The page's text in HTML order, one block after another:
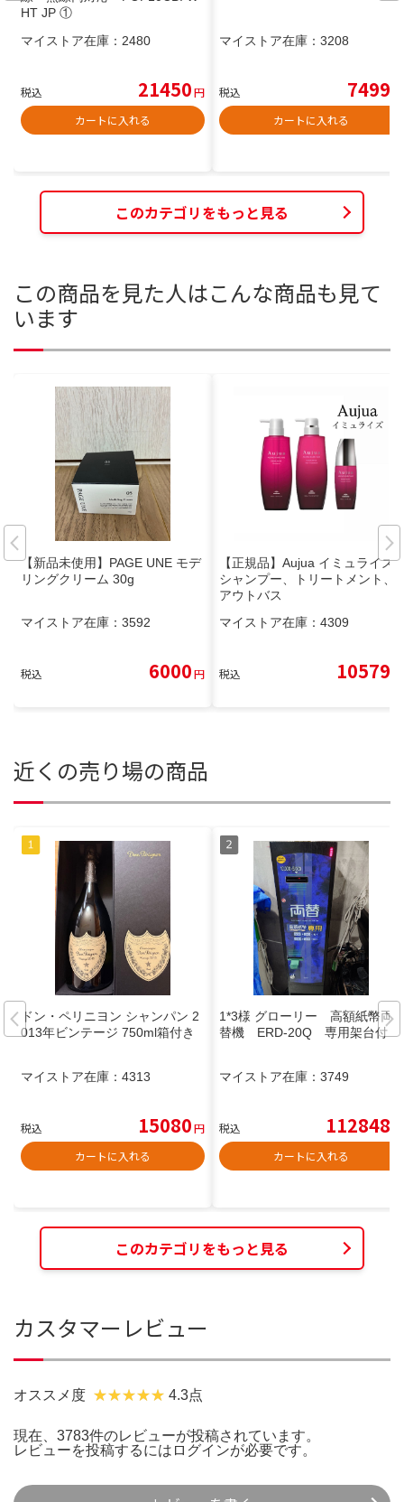
HT JP ①
マイストア在庫： 2480
税込 21450円
カートに入れる
マイストア在庫： 3208
税込 7499
カートに入れる
このカテゴリをもっと見る
この商品を見た人はこんな商品も見て
います
【新品未使用】PAGE UNE モデ
リングクリーム 30g
マイストア在庫： 3592
税込 6000円
【正規品】Aujua イミュライズ
シャンプー、トリートメント、
アウトバス
マイストア在庫： 4309
税込 10579
近くの売り場の商品
ドン・ペリニヨン シャンパン 2
013年ビンテージ 750ml箱付き
マイストア在庫： 4313
税込 15080円
カートに入れる
1*3様 グローリー 高額紙幣両
替機 ERD-20Q 専用架台付
マイストア在庫： 3749
税込 112848
カートに入れる
このカテゴリをもっと見る
カスタマーレビュー
オススメ度 4.3点
現在、3783件のレビューが投稿されています。
レビューを投稿するには ログインが必要です。